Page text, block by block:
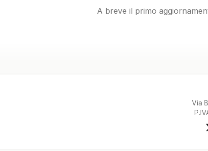
A breve il primo
Via